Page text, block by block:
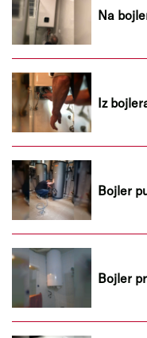
Na
Iz
Bojler
Bojler